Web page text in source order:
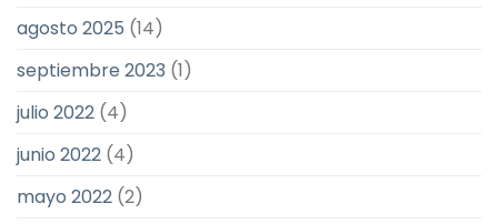
agosto 2025 (14)
septiembre 2023 (1)
julio 2022 (4)
junio 2022 (4)
mayo 2022 (2)